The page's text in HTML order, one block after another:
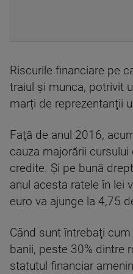
Riscurile financiare pe
traiul şi munca, potrivit
marți de reprezentanţii
Faţă de anul 2016,
cauza majorării
credite. Şi pe bună
anul acesta ratele în lei
euro va ajunge la 4,75
Când sunt întrebaţi
banii, peste 30% dintre
statutul financiar